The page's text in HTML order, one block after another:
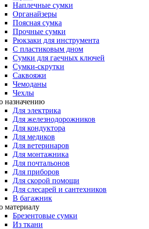
Наплечные сумки
Органайзеры
Поясная сумка
Прочные сумки
Рюкзаки для инструмента
С пластиковым дном
Сумки для гаечных ключей
Сумки-скрутки
Саквояжи
Чемоданы
Чехлы
назначению
Для электрика
Для железнодорожников
Для кондуктора
Для медиков
Для ветеринаров
Для монтажника
Для почтальонов
Для приборов
Для скорой помощи
Для слесарей и сантехников
В багажник
материалу
Брезентовые сумки
Из ткани